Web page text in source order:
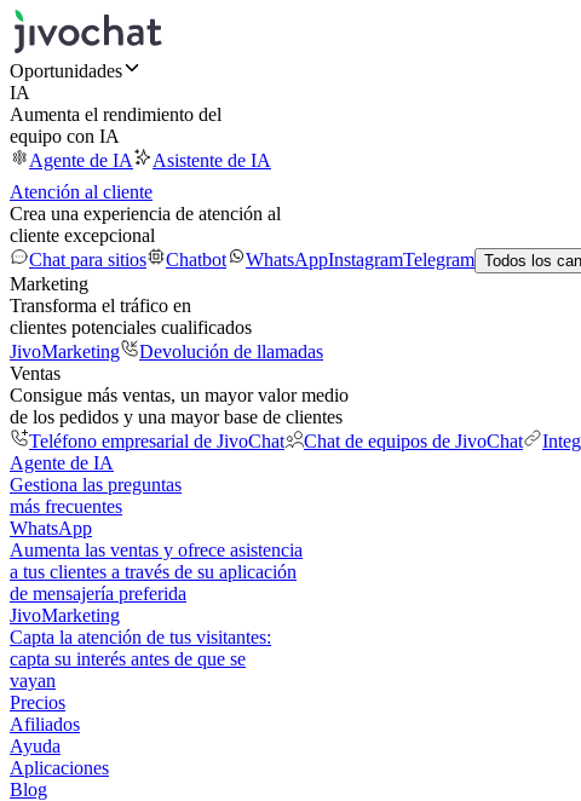
Oportunidades
IA
Aumenta el rendimiento del
equipo con IA
Agente de IA
Asistente de IA
Atención al cliente
Crea una experiencia de atención al
cliente excepcional
Chat para sitios
Chatbot WhatsAppInstagramTelegram Todos los
Marketing
Transforma el tráfico en
clientes potenciales cualificados
JivoMarketing
Devolución de llamadas
Ventas
Consigue más ventas, un mayor valor medio
de los pedidos y una mayor base de clientes
Teléfono empresarial de JivoChat
Chat de equipos de JivoChat
Agente de IA
Gestiona las preguntas
más frecuentes
WhatsApp
Aumenta las ventas y ofrece asistencia
a tus clientes a través de su aplicación
de mensajería preferida
JivoMarketing
Capta la atención de tus visitantes:
capta su interés antes de que se
vayan
Precios
Afiliados
Ayuda
Aplicaciones
Blog